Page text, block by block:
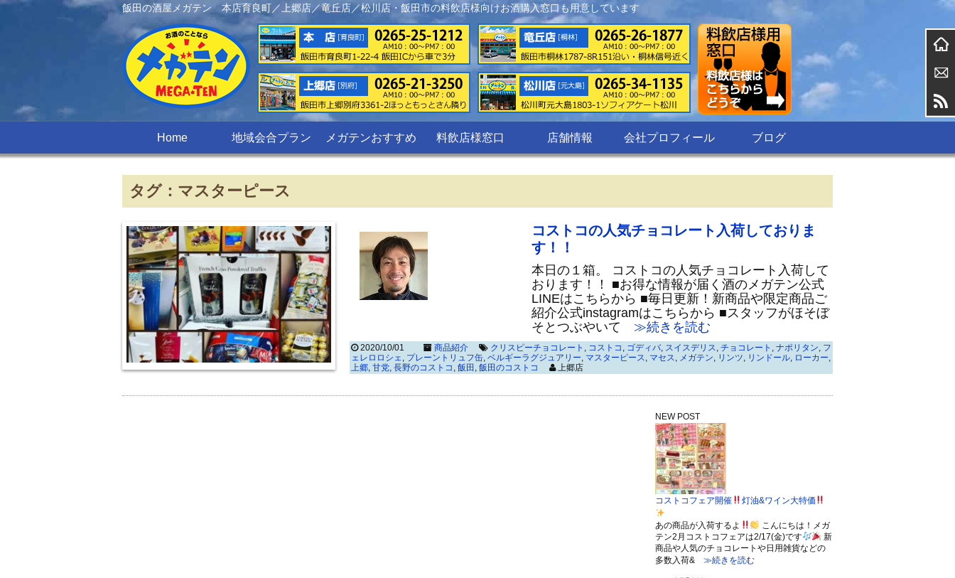
飯田の酒屋メガテン 本店育良町／上郷店／竜丘店／松川店・飯田市の料飲店様向けお酒購入窓口も用意しています
Home 地域会合プラン メガテンおすすめ 料飲店様窓口 店舗情報 会社プロフィール ブログ
タグ：マスターピース
コストコの人気チョコレート入荷しておりま
す！！
本日の１箱。 コストコの人気チョコレート入荷して
おります！！ ■お得な情報が届く酒のメガテン公式
LINEはこちらから ■毎日更新！新商品や限定商品ご
紹介公式instagramはこちらから ■スタッフがほそぼ
そとつぶやいて
≫続きを読む
2020/10/01 商品紹介 クリスピーチョコレート , コストコ , ゴディバ, スイスデリス, チョコレート , ナポリタン, フ
ェレロロシェ, プレーントリュフ缶, ベルギーラグジュアリー, マスターピース, マセス, メガテン, リンツ, リンドール, ローカー,
上郷, 甘党, 長野のコストコ , 飯田 , 飯田のコストコ 上郷店
NEW POST
コストコフェア開催 灯油&ワイン大特価
あの商品が入荷するよ
こんにちは！メガ
テン2月コストコフェアは2/17(金)です
新
商品や人気のチョコレートや日用雑貨などの
多数入荷& ≫続きを読む